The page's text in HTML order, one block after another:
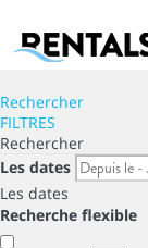
Rechercher
FILTRES
Rechercher
Les dates
Les dates
Recherche flexible